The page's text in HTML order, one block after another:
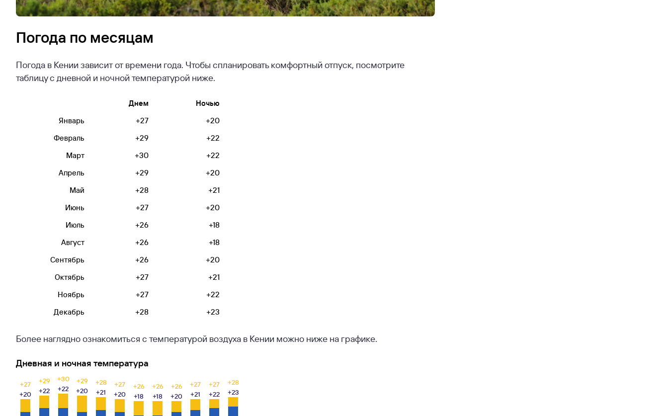
Погода по месяцам
Погода в Кении зависит от времени года. Чтобы спланировать комфортный отпуск, посмотрите
таблицу с дневной и ночной температурой ниже.
Днем
Ночью
Январь
+27
+20
Февраль
+29
+22
Март
+30
+22
Апрель
+29
+20
Май
+28
+21
Июнь
+27
+20
Июль
+26
+18
Август
+26
+18
Сентябрь
+26
+20
Октябрь
+27
+21
Ноябрь
+27
+22
Декабрь
+28 +23
Более наглядно ознакомиться с температурой воздуха в Кении можно ниже на графике.
Дневная и ночная температура
+27
+20
+29
+22
+30
+22
+29
+20
+28
+21
+27
+20
+26
+18
+26
+18
+26
+20
+27
+21
+27
+22
+28
+23